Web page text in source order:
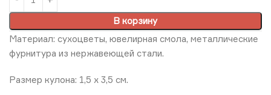
В корзину
Материал: сухоцветы, ювелирная смола, металлические
фурнитура из нержавеющей стали.
Размер кулона: 1,5 х 3,5 см.